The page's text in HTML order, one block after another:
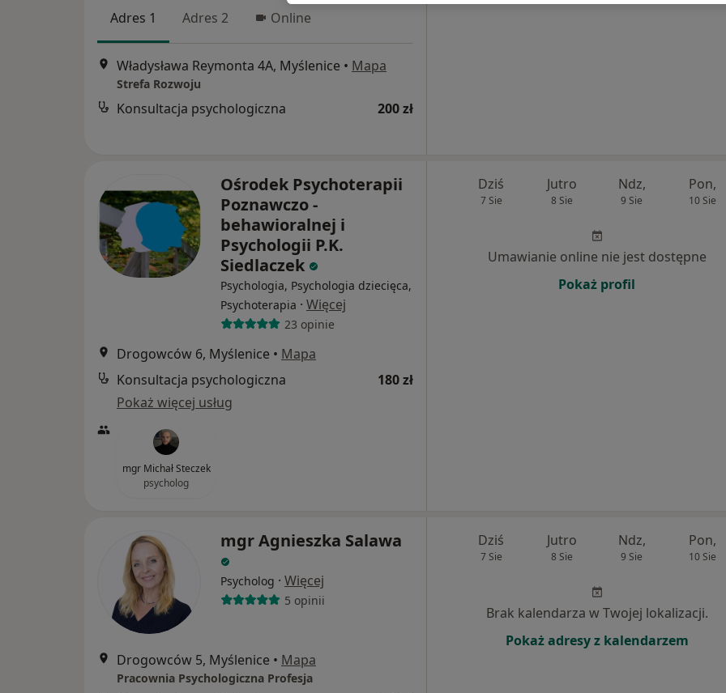
Adres 1 Adres 2 Online
Władysława Reymonta 4A, Myślenice • Mapa
Strefa Rozwoju
Konsultacja psychologiczna 200 zł
Ośrodek Psychoterapii
Poznawczo -
behawioralnej i
Psychologii P.K.
Siedlaczek
Psychologia, Psychologia dziecięca,
Psychoterapia · Więcej
23 opinie
Drogowców 6, Myślenice • Mapa
Konsultacja psychologiczna
180 zł
Pokaż więcej usług
mgr Michał Steczek
psycholog
Dziś
7 Sie
Jutro
8 Sie
Ndz,
9 Sie
Pon,
10 Sie
Umawianie online nie jest dostępne
Pokaż profil
mgr Agnieszka Salawa
Psycholog · Więcej
5 opinii
Drogowców 5, Myślenice • Mapa
Pracownia Psychologiczna Profesja
Dziś
7 Sie
Jutro
8 Sie
Ndz,
9 Sie
Pon,
10 Sie
Brak kalendarza w Twojej lokalizacji.
Pokaż adresy z kalendarzem